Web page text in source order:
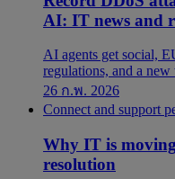
AI: IT news and
AI agents get social,
regulations, and a
26 ก.พ. 2026
Connect and support
Why IT is
resolution